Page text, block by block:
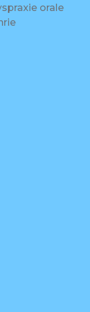
orale